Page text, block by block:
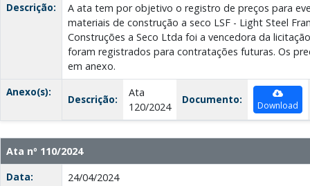
Descrição:
A ata tem por objetivo o registro de preços para
materiais de construção a seco LSF - Light Steel
Construções a Seco Ltda foi a vencedora da
foram registrados para contratações futuras. Os
em anexo.
Anexo(s):
Descrição:
Ata
120/2024
Documento: Download
Ata nº 110/2024
Data:
24/04/2024